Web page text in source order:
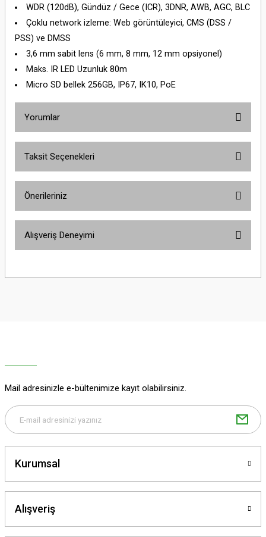
WDR (120dB), Gündüz / Gece (ICR), 3DNR, AWB, AGC, BLC
Çoklu network izleme: Web görüntüleyici, CMS (DSS /
PSS) ve DMSS
3,6 mm sabit lens (6 mm, 8 mm, 12 mm opsiyonel)
Maks. IR LED Uzunluk 80m
Micro SD bellek 256GB, IP67, IK10, PoE
Yorumlar
Taksit Seçenekleri
Önerileriniz
yetersiz gördüğünüz noktaları öneri formunu kullanarak tarafımıza
Gönder
Alışveriş Deneyimi
Mail adresinizle e-bültenimize kayıt olabilirsiniz.
Kurumsal
Alışveriş